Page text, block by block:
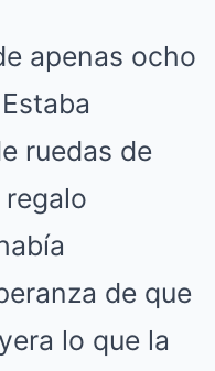
apenas ocho
Estaba
ruedas de
de que
lo que la